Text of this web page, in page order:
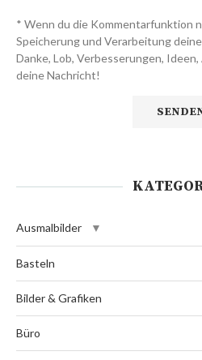
* Wenn du die Kommentarfunktion
Speicherung und Verarbeitung
Danke, Lob, Verbesserungen,
deine Nachricht!
Ausmalbilder
Basteln
Bilder & Grafiken
Büro